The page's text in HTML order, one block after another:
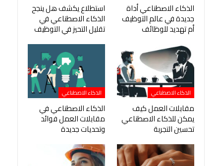
الذكاء الاصطناعي أداة
جديدة في عالم التوظيف
أم تهديد للوظائف
استطلاع يكشف هل ينجح
الذكاء الاصطناعي في
تقليل التحيز في التوظيف
الذكاء الاصطناعي
مقابلات العمل كيف
يمكن للذكاء الاصطناعي
تحسين التجربة
الذكاء الاصطناعي
الذكاء الاصطناعي في
مقابلات العمل فوائد
وتحديات جديدة